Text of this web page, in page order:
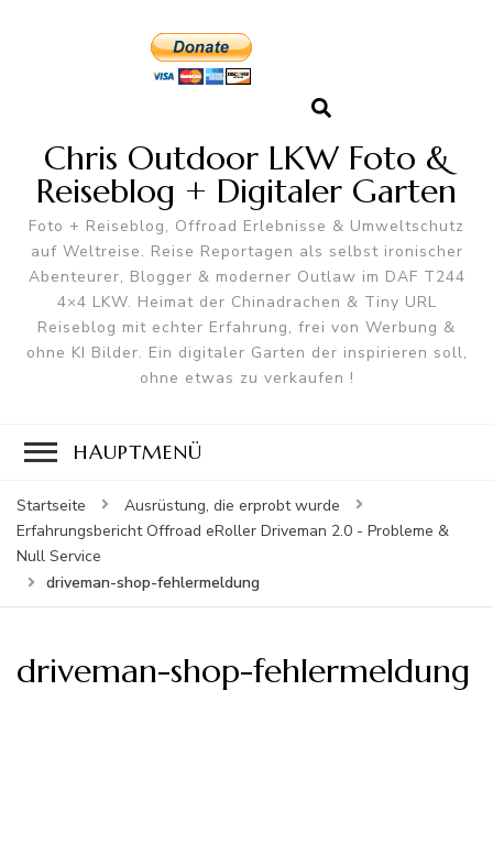
Chris Outdoor LKW Foto &
Reiseblog + Digitaler Garten
Foto + Reiseblog, Offroad Erlebnisse & Umweltschutz
auf Weltreise. Reise Reportagen als selbst ironischer
Abenteurer, Blogger & moderner Outlaw im DAF T244
4×4 LKW. Heimat der Chinadrachen & Tiny URL
Reiseblog mit echter Erfahrung, frei von Werbung &
ohne KI Bilder. Ein digitaler Garten der inspirieren soll,
ohne etwas zu verkaufen !
HAUPTMENÜ
Startseite
Ausrüstung, die erprobt wurde
Erfahrungsbericht Offroad eRoller Driveman 2.0 - Probleme &
Null Service
driveman-shop-fehlermeldung
driveman-shop-fehlermeldung